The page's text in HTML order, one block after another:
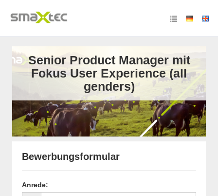
Senior Product Manager mit
Fokus User Experience (all
genders)
Bewerbungsformular
Anrede: